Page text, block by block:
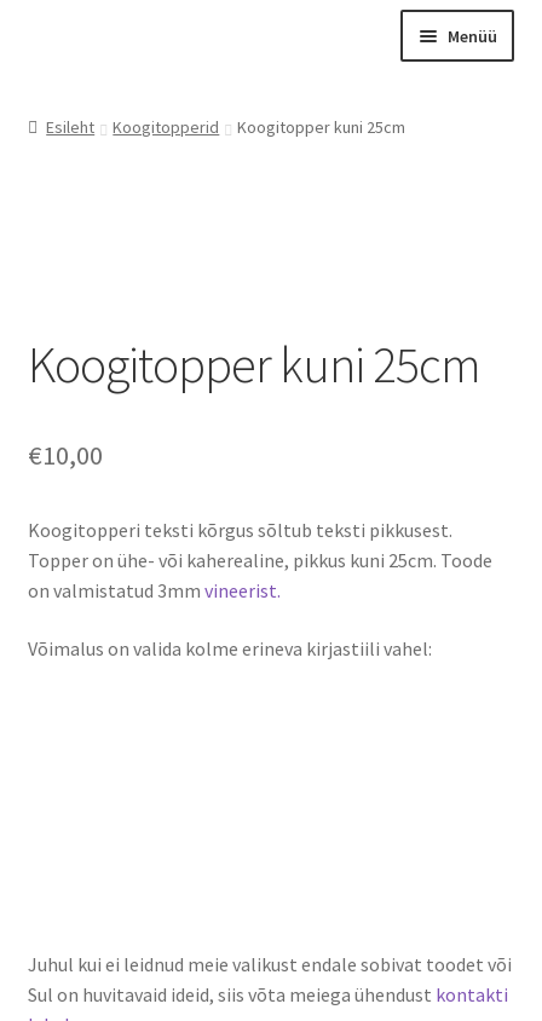
Menüü
Otsing
Instagram
Ostukorv
Esileht Koogitopperid Koogitopper kuni 25cm
Koogitopper kuni 25cm
€10,00
Koogitopperi teksti kõrgus sõltub teksti pikkusest.
Topper on ühe- või kaherealine, pikkus kuni 25cm. Toode
on valmistatud 3mm vineerist.
Võimalus on valida kolme erineva kirjastiili vahel:
Juhul kui ei leidnud meie valikust endale sobivat toodet või
Sul on huvitavaid ideid, siis võta meiega ühendust kontakti